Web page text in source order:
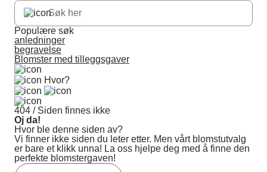
Populære søk
anledninger
begravelse
Blomster med tilleggsgaver
Hvor?
404 / Siden finnes ikke
Oj da!
Hvor ble denne siden av?
Vi finner ikke siden du leter etter. Men vårt blomstutvalg
er bare et klikk unna! La oss hjelpe deg med å finne den
perfekte blomstergaven!